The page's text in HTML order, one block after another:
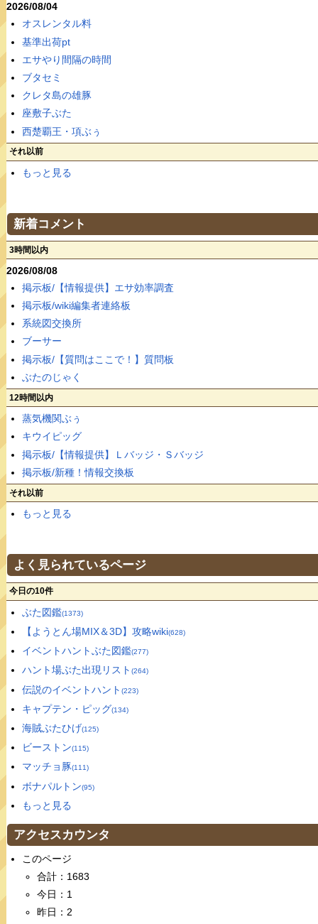
2026/08/04
オスレンタル料
基準出荷pt
エサやり間隔の時間
ブタセミ
クレタ島の雄豚
座敷子ぶた
西楚覇王・項ぶぅ
それ以前
もっと見る
新着コメント
3時間以内
2026/08/08
掲示板/【情報提供】エサ効率調査
掲示板/wiki編集者連絡板
系統図交換所
ブーサー
掲示板/【質問はここで！】質問板
ぶたのじゃく
12時間以内
蒸気機関ぶぅ
キウイピッグ
掲示板/【情報提供】Ｌバッジ・Ｓバッジ
掲示板/新種！情報交換板
それ以前
もっと見る
よく見られているページ
今日の10件
ぶた図鑑(1373)
【ようとん場MIX＆3D】攻略wiki(628)
イベントハントぶた図鑑(277)
ハント場ぶた出現リスト (264)
伝説のイベントハント (223)
キャプテン・ピッグ(134)
海賊ぶたひげ(125)
ビーストン(115)
マッチョ豚(111)
ボナパルトン(95)
もっと見る
アクセスカウンタ
このページ
合計：1683
今日：1
昨日：2